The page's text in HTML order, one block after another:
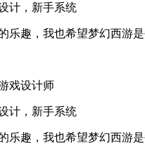
计，新手系统
乐趣，我也希望梦幻西游
戏设计师
计，新手系统
乐趣，我也希望梦幻西游